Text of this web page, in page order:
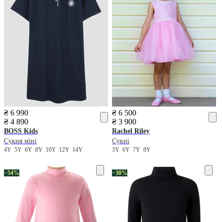
₴ 6 990
₴ 4 890
BOSS Kids
Сукня міні
4Y 5Y 6Y 8Y 10Y 12Y 14Y
₴ 6 500
₴ 3 900
Rachel Riley
Сукні
3Y6Y7Y8Y
−54% −30%